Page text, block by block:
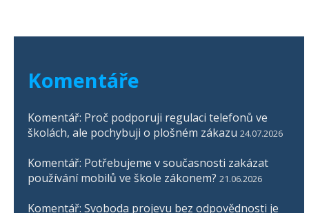
Komentáře
Komentář: Proč podporuji regulaci telefonů ve
školách, ale pochybuji o plošném zákazu 24.07.2026
Komentář: Potřebujeme v současnosti zakázat
používání mobilů ve škole zákonem? 21.06.2026
Komentář: Svoboda projevu bez odpovědnosti je